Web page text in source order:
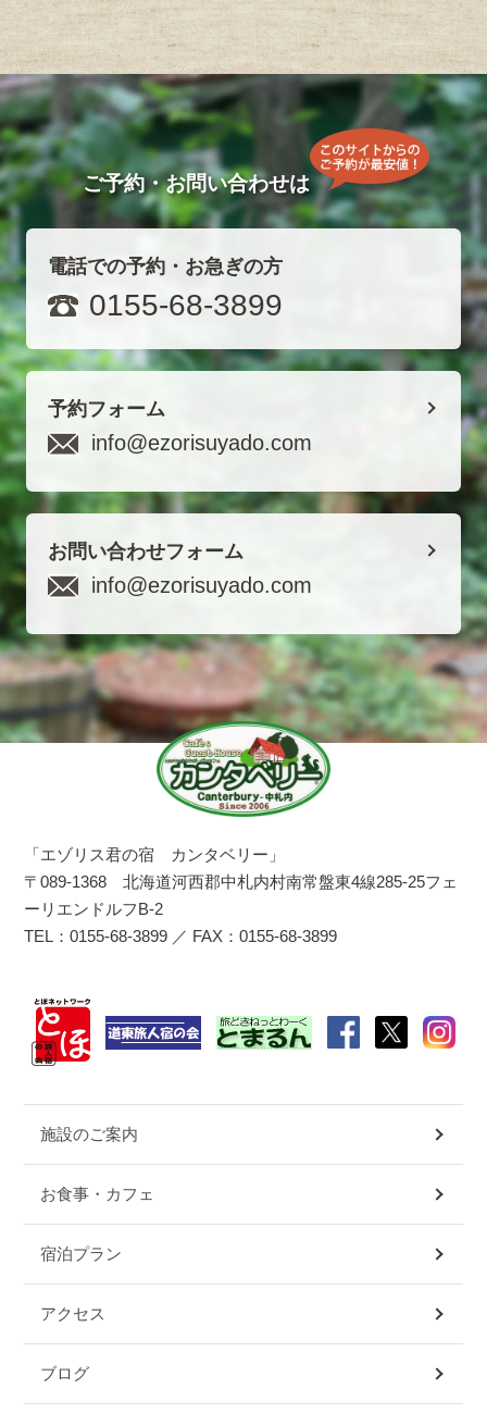
ご予約・お問い合わせは
電話での予約・お急ぎの方
0155-68-3899
予約フォーム
info@ezorisuyado.com
お問い合わせフォーム
info@ezorisuyado.com
「エゾリス君の宿 カンタベリー」
〒089-1368 北海道河西郡中札内村南常盤東4線285-25フェ
ーリエンドルフB-2
TEL：0155-68-3899 ／ FAX：0155-68-3899
施設のご案内
お食事・カフェ
宿泊プラン
アクセス
ブログ